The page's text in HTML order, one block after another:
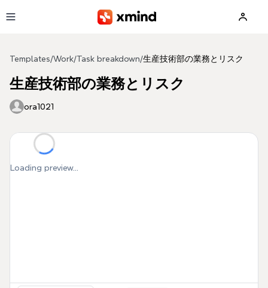
Templates/Work/Task breakdown/生産技術部の業務とリスク
生産技術部の業務とリスク
ora1021
Loading preview...